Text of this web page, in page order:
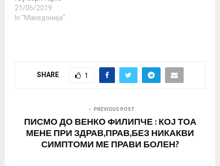
21/06/2019
In "Македонија"
SHARE 1
PREVIOUS POST
ПИСМО ДО ВЕНКО ФИЛИПЧЕ : КОЈ ТОА
МЕНЕ ПРИ ЗДРАВ,ПРАВ,БЕЗ НИКАКВИ
СИМПТОМИ МЕ ПРАВИ БОЛЕН?